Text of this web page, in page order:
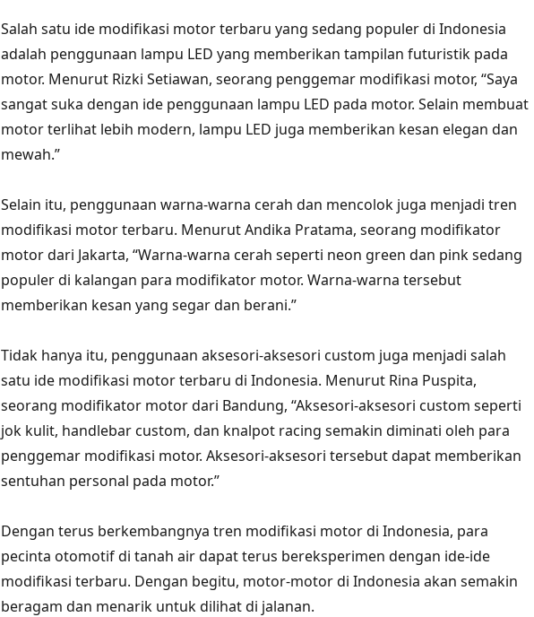
Salah satu ide modifikasi motor terbaru yang sedang populer di Indonesia
adalah penggunaan lampu LED yang memberikan tampilan futuristik pada
motor. Menurut Rizki Setiawan, seorang penggemar modifikasi motor, “Saya
sangat suka dengan ide penggunaan lampu LED pada motor. Selain membuat
motor terlihat lebih modern, lampu LED juga memberikan kesan elegan dan
mewah.”
Selain itu, penggunaan warna-warna cerah dan mencolok juga menjadi tren
modifikasi motor terbaru. Menurut Andika Pratama, seorang modifikator
motor dari Jakarta, “Warna-warna cerah seperti neon green dan pink sedang
populer di kalangan para modifikator motor. Warna-warna tersebut
memberikan kesan yang segar dan berani.”
Tidak hanya itu, penggunaan aksesori-aksesori custom juga menjadi salah
satu ide modifikasi motor terbaru di Indonesia. Menurut Rina Puspita,
seorang modifikator motor dari Bandung, “Aksesori-aksesori custom seperti
jok kulit, handlebar custom, dan knalpot racing semakin diminati oleh para
penggemar modifikasi motor. Aksesori-aksesori tersebut dapat memberikan
sentuhan personal pada motor.”
Dengan terus berkembangnya tren modifikasi motor di Indonesia, para
pecinta otomotif di tanah air dapat terus bereksperimen dengan ide-ide
modifikasi terbaru. Dengan begitu, motor-motor di Indonesia akan semakin
beragam dan menarik untuk dilihat di jalanan.